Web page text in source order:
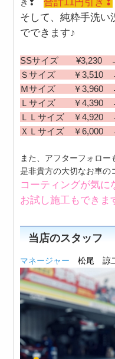
き❢
そして、純粋手洗い
でできます♪
SSサイズ ¥3,230
Ｓサイズ ￥3,510
Ｍサイズ ￥3,960
Ｌサイズ ￥4,390
ＬＬサイズ ￥
ＸＬサイズ ￥
また、アフターフォロ
是非貴方の大切なお車の
コーティングが気に
お試し施工もできま
当店のスタッフ
マネージャー 松尾 諒